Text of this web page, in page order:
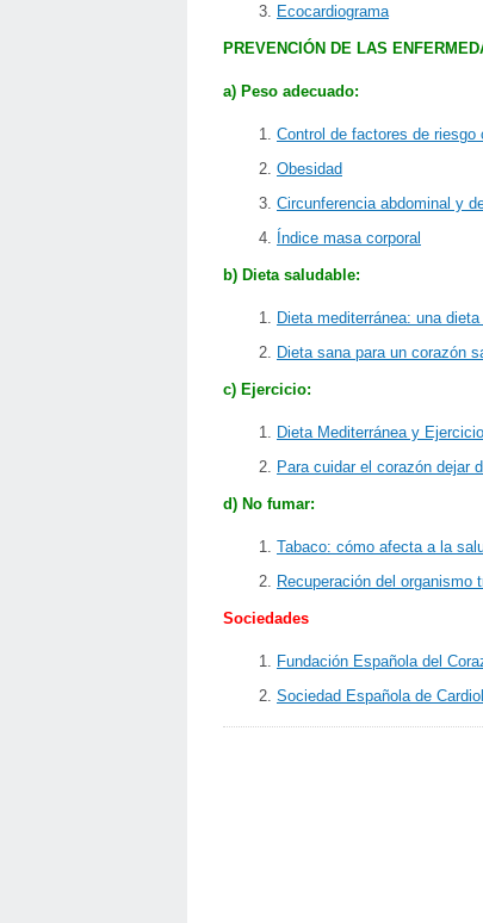
Ecocardiograma
PREVENCIÓN DE LAS
a) Peso adecuado:
Control de factores de riesgo
Obesidad
Circunferencia abdominal y
Índice masa corporal
b) Dieta saludable:
Dieta mediterránea: una
Dieta sana para un corazón
c) Ejercicio:
Dieta Mediterránea y
Para cuidar el corazón dejar
d) No fumar:
Tabaco: cómo afecta a la
Recuperación del organismo
Sociedades
Fundación Española del
Sociedad Española de